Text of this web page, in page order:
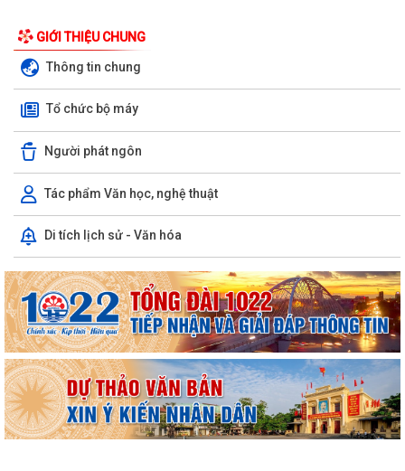
GIỚI THIỆU CHUNG
Thông tin chung
Tổ chức bộ máy
Người phát ngôn
Tác phẩm Văn học, nghệ thuật
Di tích lịch sử - Văn hóa
UBND phường triển khai công tác khám sức khoẻ định kỳ, khám sàng
lọc miễn phí cho người dân trên...
Ban đại diện Hội đồng quản trị Ngân hàng Chính sách xã hội phường
Kiến An tổ chức phiên họp giao...
TỪ NGÀY 08/8/2026: NHIỀU THỦ TỤC HÀNH CHÍNH TRỰC TUYẾN TẠI